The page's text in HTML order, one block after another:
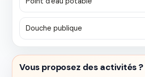
Douche publique
Vous proposez des activités ?